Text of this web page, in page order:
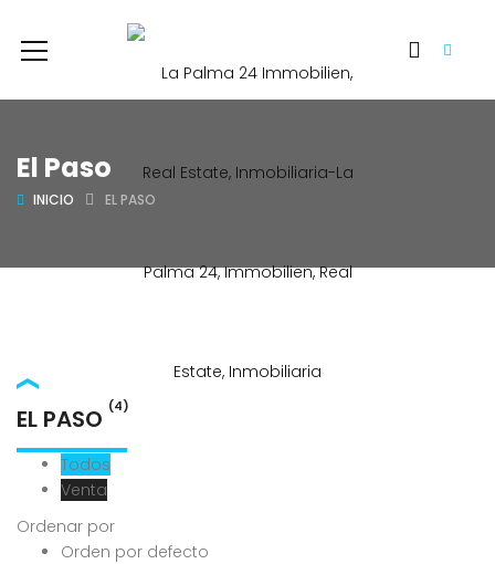
El Paso
INICIO EL PASO
EL PASO (4)
Todos
Venta
Ordenar por
Orden por defecto